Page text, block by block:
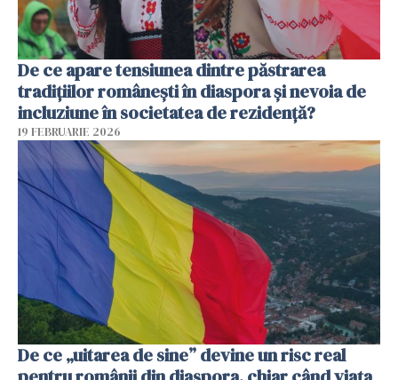
De ce apare tensiunea dintre păstrarea
tradițiilor românești în diaspora și nevoia de
incluziune în societatea de rezidență?
19 FEBRUARIE 2026
De ce „uitarea de sine” devine un risc real